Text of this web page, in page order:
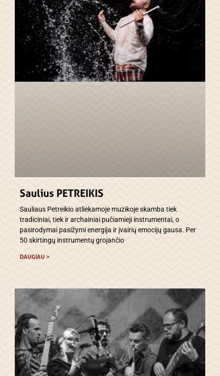
Saulius PETREIKIS
Sauliaus Petreikio atliekamoje muzikoje skamba tiek
tradiciniai, tiek ir archainiai pučiamieji instrumentai, o
pasirodymai pasižymi energija ir įvairių emocijų gausa. Per
50 skirtingų instrumentų grojančio
DAUGIAU >